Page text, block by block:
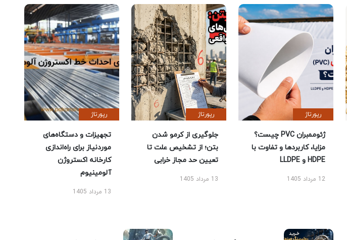
رپورتاژ
ژئوممبران PVC چیست؟
مزایا، کاربردها و تفاوت با
HDPE و LLDPE
12 مرداد 1405
رپورتاژ
جلوگیری از کرمو شدن
بتن؛ از تشخیص علت تا
تعیین حد مجاز خرابی
13 مرداد 1405
رپورتاژ
تجهیزات و دستگاه‌های
موردنیاز برای راه‌اندازی
کارخانه اکستروژن
آلومینیوم
13 مرداد 1405